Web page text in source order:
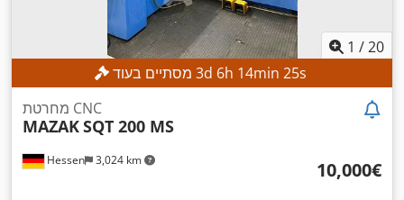
1 /20
3d 6h 14min 23s
Hessen 3,024 km
מחרטת CNC
MAZAKSQT 200 MS
‏10,000 ‏€